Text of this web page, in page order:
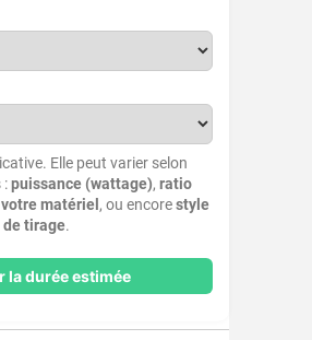
Elle peut varier selon
:puissance (wattage),ratio
matériel , ou encorestyle
de tirage.
la durée estimée